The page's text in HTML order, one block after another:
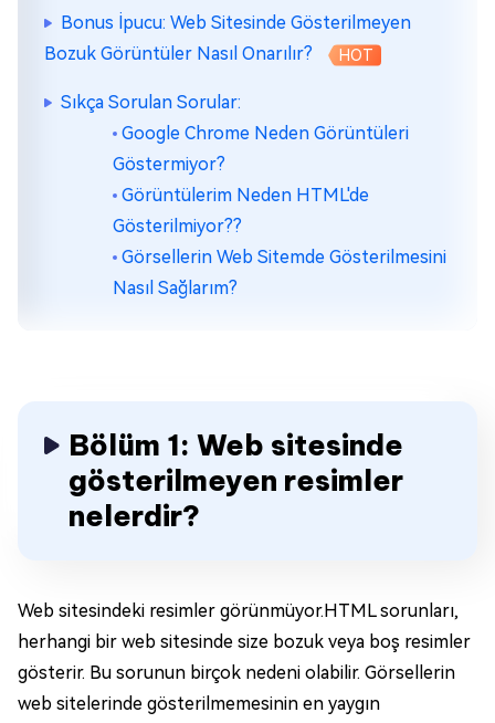
Bonus İpucu: Web Sitesinde Gösterilmeyen
Bozuk Görüntüler Nasıl Onarılır?
HOT
Sıkça Sorulan Sorular:
Google Chrome Neden Görüntüleri
Göstermiyor?
Görüntülerim Neden HTML'de
Gösterilmiyor??
Görsellerin Web Sitemde Gösterilmesini
Nasıl Sağlarım?
Bölüm 1: Web sitesinde
gösterilmeyen resimler
nelerdir?
Web sitesindeki resimler görünmüyor.HTML sorunları,
herhangi bir web sitesinde size bozuk veya boş resimler
gösterir. Bu sorunun birçok nedeni olabilir. Görsellerin
web sitelerinde gösterilmemesinin en yaygın